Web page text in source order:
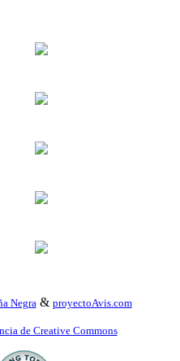
Negra & proyectoAvis.com
de Creative Commons